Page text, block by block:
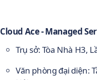
Cloud Ace - Managed
Trụ sở: Tòa Nhà H3,
Văn phòng đại diện: